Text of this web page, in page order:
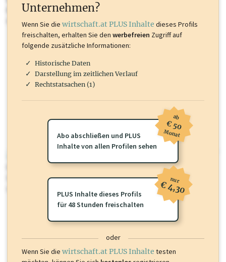
Marken, Patente, Rechtstatsachen, OTS-Aussendungen, und viele
mehr.
Für dieses Profil gibt es zusätzlichewirtschaft.at PLUS Inhalte
Sie momentan nicht einsehen können. Schalten Sie dieses Profil frei
oder loggen Sie sich ein um diese Inhalte zu sehen.
Unternehmen?
Wenn Sie die wirtschaft.at PLUS Inhalte dieses Profils
freischalten, erhalten Sie den werbefreien Zugriff auf
folgende zusätzliche Informationen:
Historische Daten
Darstellung im zeitlichen Verlauf
Rechtstatsachen (1)
Abo abschließen und PLUS
Inhalte von allen Profilen sehen
ab
€ 50
Monat
PLUS Inhalte dieses Profils
für 48 Stunden freischalten
nur
€ 4,30
oder
Wenn Sie die wirtschaft.at PLUS Inhalte testen